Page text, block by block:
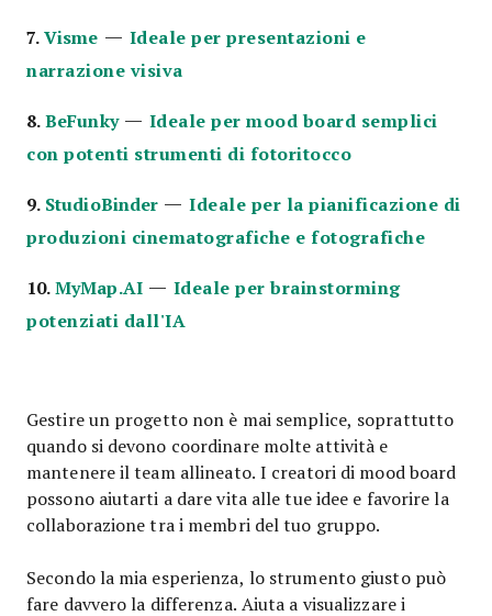
7.Visme — Ideale per presentazioni e
narrazione visiva
8.BeFunky — Ideale per mood board semplici
con potenti strumenti di fotoritocco
9. StudioBinder —Ideale per la pianificazione di
produzioni cinematografiche e fotografiche
10.MyMap.AI — Ideale per brainstorming
potenziati dall'IA
Gestire un progetto non è mai semplice, soprattutto
quando si devono coordinare molte attività e
mantenere il team allineato. I creatori di mood board
possono aiutarti a dare vita alle tue idee e favorire la
collaborazione tra i membri del tuo gruppo.
Secondo la mia esperienza, lo strumento giusto può
fare davvero la differenza. Aiuta a visualizzare i